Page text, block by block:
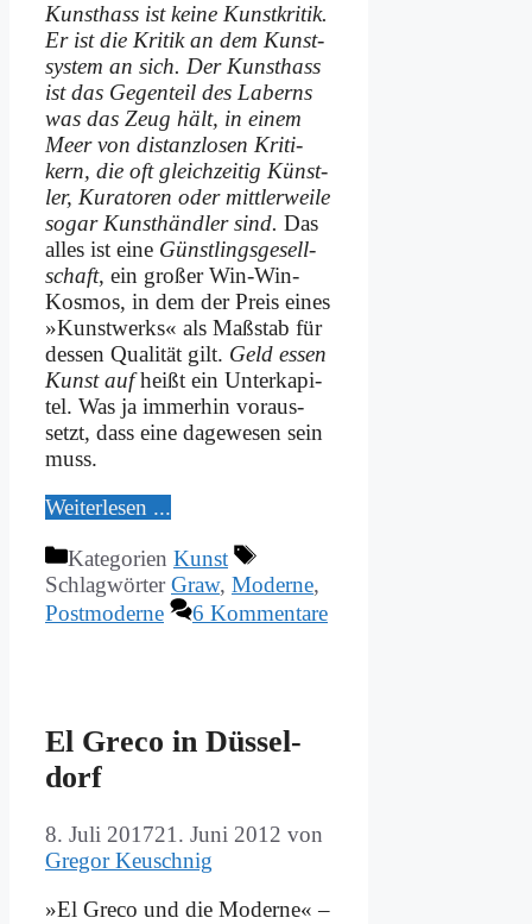
Kunst­hass ist kei­ne Kunst­kri­tik.
Er ist die Kri­tik an dem Kunst­
sy­stem an sich. Der Kunst­hass
ist das Ge­gen­teil des La­berns
was das Zeug hält, in ei­nem
Meer von di­stanz­lo­sen Kri­ti­
kern, die oft gleich­zei­tig Künst­
ler, Ku­ra­to­ren oder mitt­ler­wei­le
so­gar Kunst­händ­ler sind. Das
al­les ist ei­ne Günst­lings­ge­sell­
schaft, ein gro­ßer Win-Win-
Kos­mos, in dem der Preis ei­nes
»Kunst­werks« als Maß­stab für
des­sen Qua­li­tät gilt. Geld es­sen
Kunst aufheißt ein Un­ter­ka­pi­
tel. Was ja im­mer­hin vor­aus­
setzt, dass ei­ne da­ge­we­sen sein
muss.
Wei­ter­le­sen ...
Kategorien Kunst
SchlagwörterGraw, Moderne,
Postmoderne
6 Kommentare
El Gre­co in Düs­sel­
dorf
8. Juli 201721. Juni 2012 von
Gregor Keuschnig
»El Gre­co und die Mo­der­ne« –